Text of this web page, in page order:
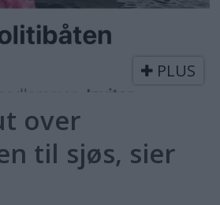
PLUS
over
til sjøs, sier